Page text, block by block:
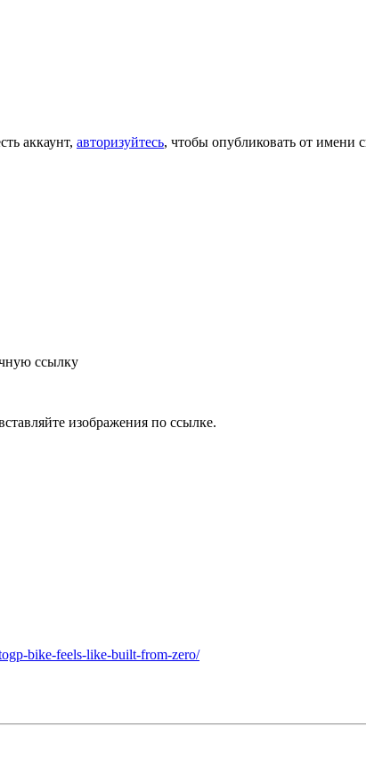
аккаунт, авторизуйтесь, чтобы опубликовать от имени
ссылку
изображения по ссылке.
bike-feels-like-built-from-zero/